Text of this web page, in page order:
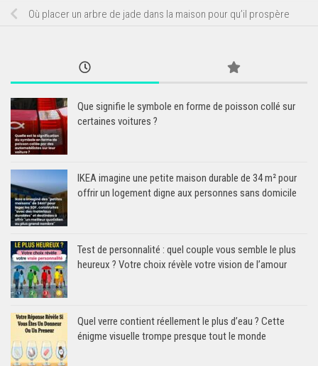
Où placer un arbre de jade dans la maison pour qu’il prospère
Que signifie le symbole en forme de poisson collé sur
certaines voitures ?
IKEA imagine une petite maison durable de 34 m² pour
offrir un logement digne aux personnes sans domicile
Test de personnalité : quel couple vous semble le plus
heureux ? Votre choix révèle votre vision de l’amour
Quel verre contient réellement le plus d’eau ? Cette
énigme visuelle trompe presque tout le monde